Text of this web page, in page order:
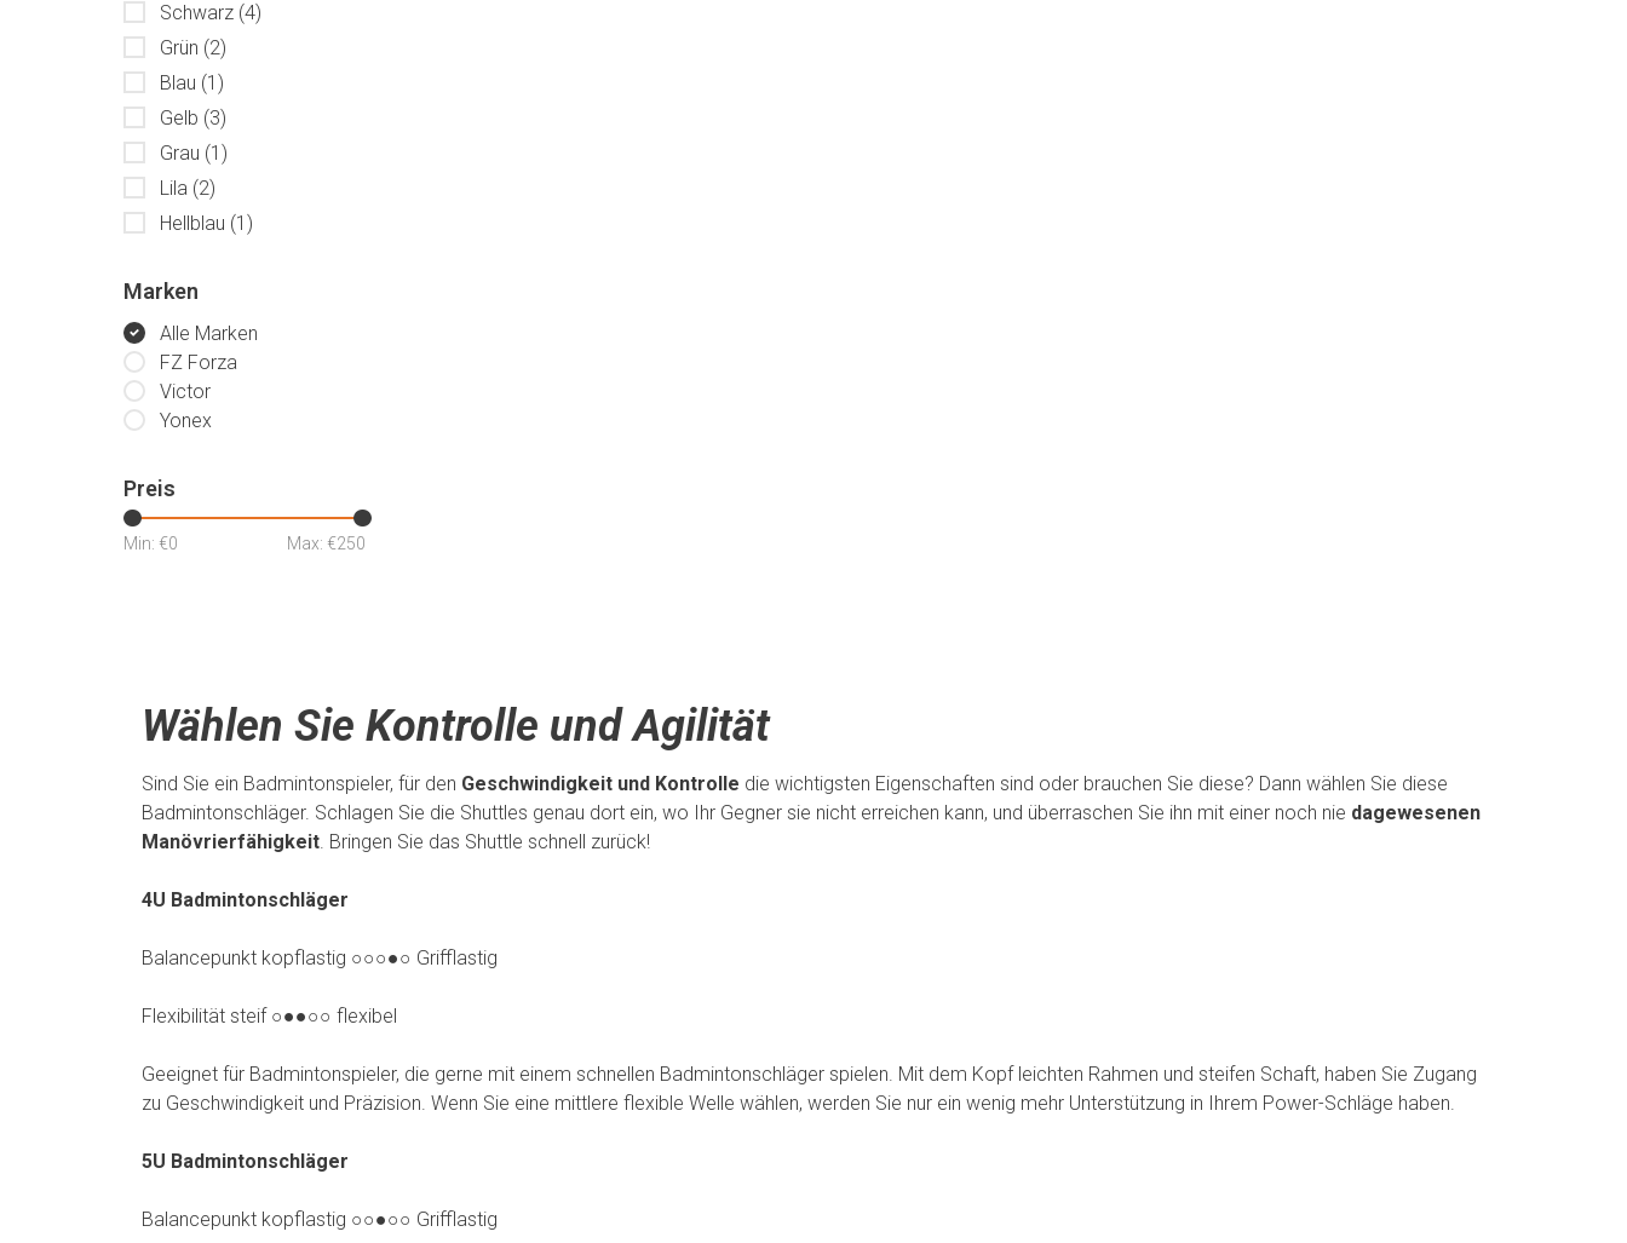
Schwarz (4)
Grün (2)
Blau (1)
Gelb (3)
Grau (1)
Lila (2)
Hellblau (1)
Marken
Alle Marken
FZ Forza
Victor
Yonex
Preis
Min: €0 Max: €250
Wählen Sie Kontrolle und Agilität
Sind Sie ein Badmintonspieler, für den Geschwindigkeit und Kontrolle die wichtigsten Eigenschaften sind oder brauchen Sie diese? Dann wählen Sie diese
Badmintonschläger. Schlagen Sie die Shuttles genau dort ein, wo Ihr Gegner sie nicht erreichen kann, und überraschen Sie ihn mit einer noch nie dagewesenen
Manövrierfähigkeit. Bringen Sie das Shuttle schnell zurück!
4U Badmintonschläger
Balancepunkt kopflastig ○○○●○ Grifflastig
Flexibilität steif ○●●○○ flexibel
Geeignet für Badmintonspieler, die gerne mit einem schnellen Badmintonschläger spielen. Mit dem Kopf leichten Rahmen und steifen Schaft, haben Sie Zugang
zu Geschwindigkeit und Präzision. Wenn Sie eine mittlere flexible Welle wählen, werden Sie nur ein wenig mehr Unterstützung in Ihrem Power-Schläge haben.
5U Badmintonschläger
Balancepunkt kopflastig ○○●○○ Grifflastig